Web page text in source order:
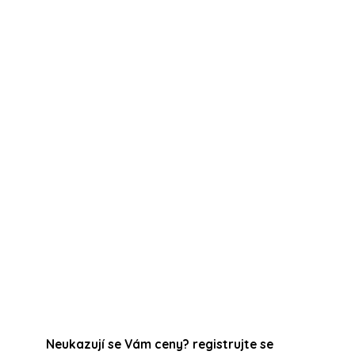
Neukazují se Vám ceny? registrujte se